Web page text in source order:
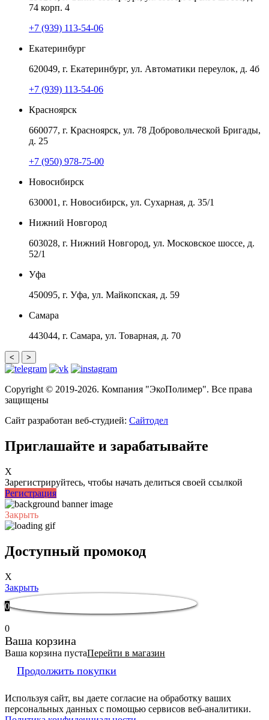
74 корп. 4
+7 (939) 113-54-06
Екатеринбург
620049, г. Екатеринбург, ул. Автоматики переулок, д. 4б
+7 (939) 113-54-06
Красноярск
660077, г. Красноярск, ул. 78 Добровольческой Бригады,
д. 25
+7 (950) 978-75-00
Новосибирск
630001, г. Новосибирск, ул. Сухарная, д. 35/1
Нижний Новгород
603028, г. Нижний Новгород, ул. Московское шоссе, д.
52/1
Уфа
450095, г. Уфа, ул. Майкопская, д. 59
Самара
443044, г. Самара, ул. Товарная, д. 70
< >
Copyright © 2019-2026. Компания "ЭкоПолимер". Все права
защищены
Сайт разработан веб-студией: Сайтодел
Приглашайте и зарабатывайте
X
Зарегистрируйтесь, чтобы начать делиться своей ссылкой
Регистрация
Закрыть
Доступный промокод
X
Закрыть
0
0
Ваша корзина
Ваша корзина пустаПерейти в магазин
Продолжить покупки
Используя сайт, вы даете согласие на обработку ваших
персональных данных с помощью сервисов веб-аналитики.